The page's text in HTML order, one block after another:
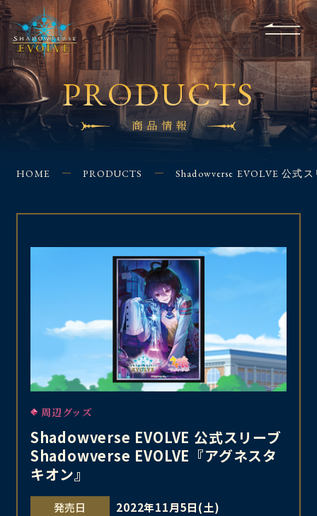
Q&A
EVENT SHOPS
FOR
BEGINNERS
APPLICATION
CONTACT
PRODUCTS
商品情報
HOME PRODUCTS Shadowverse EVOLVE 公式
周辺グッズ
Shadowverse EVOLVE 公式スリーブ
Shadowverse EVOLVE『アグネスタ
キオン』
発売日
2022年11月5日(土)